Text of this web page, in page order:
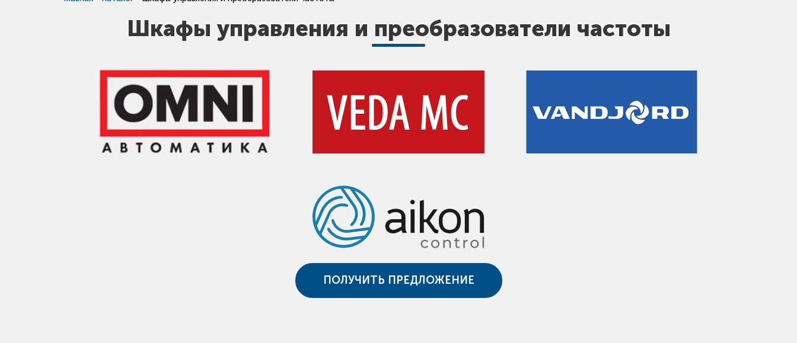
Шкафы управления и преобразователи частоты
ПОЛУЧИТЬ ПРЕДЛОЖЕНИЕ